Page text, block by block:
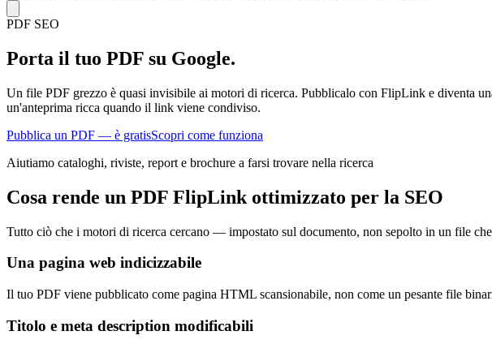
PDF SEO
Porta il tuo PDF su Google.
Un file PDF grezzo è quasi invisibile ai motori di ricerca. Pubblicalo con FlipLink e diventa
un'anteprima ricca quando il link viene condiviso.
Pubblica un PDF — è gratisScopri come funziona
Aiutiamo cataloghi, riviste, report e brochure a farsi trovare nella ricerca
Cosa rende un PDF FlipLink ottimizzato per la SEO
Tutto ciò che i motori di ricerca cercano — impostato sul documento, non sepolto in un file che
Una pagina web indicizzabile
Il tuo PDF viene pubblicato come pagina HTML scansionabile, non come un pesante file
Titolo e meta description modificabili